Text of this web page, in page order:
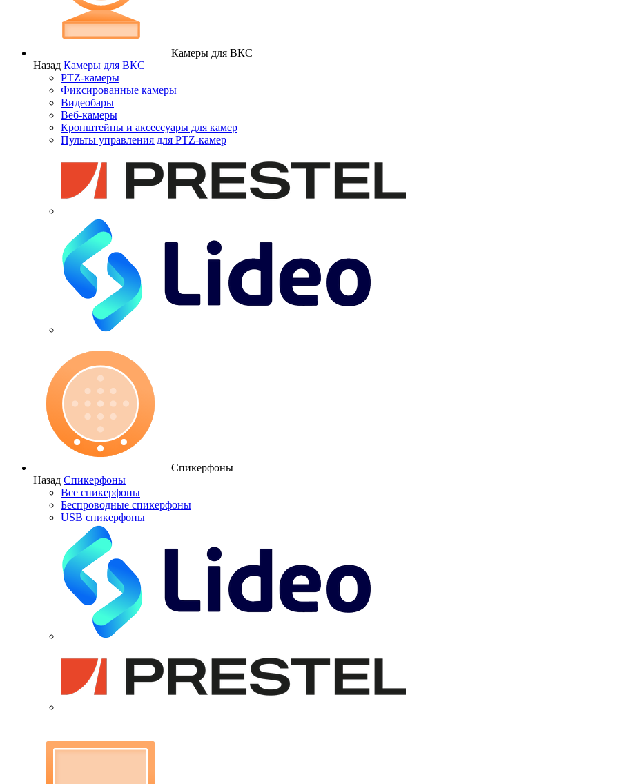
Камеры для ВКС
Назад Камеры для ВКС
PTZ-камеры
Фиксированные камеры
Видеобары
Веб-камеры
Кронштейны и аксессуары для камер
Пульты управления для PTZ-камер
Спикерфоны
Назад Спикерфоны
Все спикерфоны
Беспроводные спикерфоны
USB спикерфоны